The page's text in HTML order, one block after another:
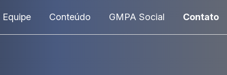
Equipe Conteúdo GMPA Social Contato